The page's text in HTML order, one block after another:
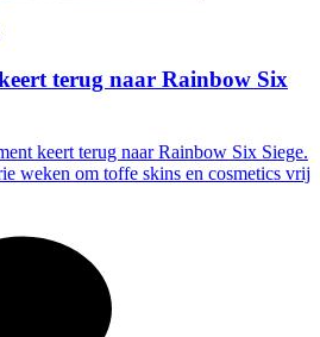
terug naar Rainbow Six
keert terug naar Rainbow Six Siege.
weken om toffe skins en cosmetics vrij